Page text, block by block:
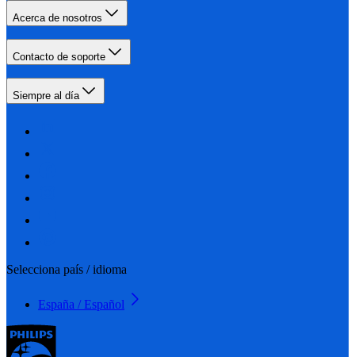
Acerca de nosotros
Contacto de soporte
Siempre al día
Selecciona país / idioma
España / Español